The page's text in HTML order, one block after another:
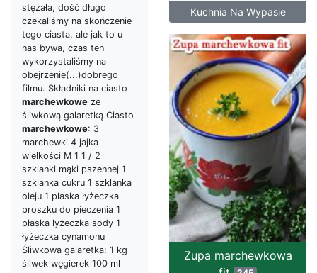
Kuchnia Na Wypasie
stężała, dość długo
czekaliśmy na skończenie
tego ciasta, ale jak to u
nas bywa, czas ten
wykorzystaliśmy na
obejrzenie(...)dobrego
filmu. Składniki na ciasto
marchewkowe ze
śliwkową galaretką Ciasto
marchewkowe: 3
marchewki 4 jajka
wielkości M 1 1 / 2
szklanki mąki pszennej 1
szklanka cukru 1 szklanka
oleju 1 płaska łyżeczka
proszku do pieczenia 1
płaska łyżeczka sody 1
łyżeczka cynamonu
Śliwkowa galaretka: 1 kg
śliwek węgierek 100 ml
Zupa marchewkowa